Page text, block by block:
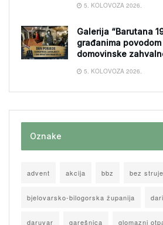
5. KOLOVOZA 2026.
Galerija “Barutana
građanima
domovinske
5. KOLOVOZA 2026.
Oznake
advent akcija bbz bez struje
bjelovarsko-bilogorska županija
daruvar garešnica glomazni